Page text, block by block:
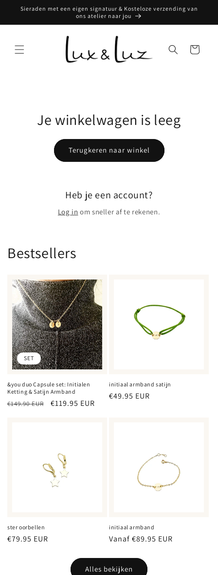
naar de
Sieraden met een eigen signatuur & Kosteloze verzending van
ons atelier naar jou
Winkelwagen
Je winkelwagen is leeg
Terugkeren naar winkel
Heb je een account?
Log in om sneller af te rekenen.
Bestsellers
SET
&you duo Capsule set: Initialen
Ketting & Satijn Armband
Normale
€149.90 EUR Aanbiedingsprijs
€119.95 EUR
initiaal armband satijn
Normale
€49.95 EUR
ster oorbellen
Normale
€79.95 EUR
initiaal armband
Normale
Vanaf €89.95 EUR
Alles bekijken